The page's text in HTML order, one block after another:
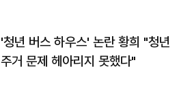
'청년 버스 하우스' 논란 황희 "청년
주거 문제 헤아리지 못했다"